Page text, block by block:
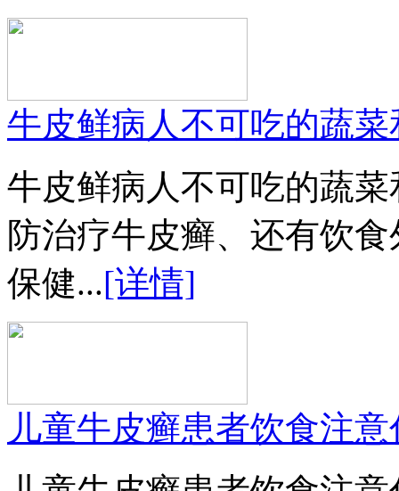
牛皮鲜病人不可吃的蔬菜
牛皮鲜病人不可吃的蔬
防治疗牛皮癣、还有饮
保健...[详情]
儿童牛皮癣患者饮食注意